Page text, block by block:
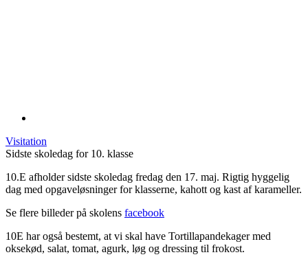
Visitation
Sidste skoledag for 10. klasse
10.E afholder sidste skoledag fredag den 17. maj. Rigtig hyggelig
dag med opgaveløsninger for klasserne, kahott og kast af karameller.
Se flere billeder på skolens facebook
10E har også bestemt, at vi skal have Tortillapandekager med
oksekød, salat, tomat, agurk, løg og dressing til frokost.